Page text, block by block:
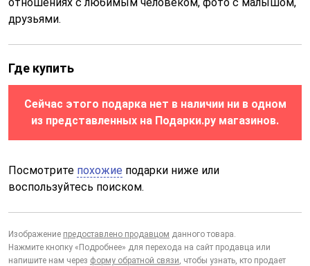
друзьями.
Где купить
Сейчас этого подарка нет в наличии ни в одном
из представленных на Подарки.ру магазинов.
Посмотрите похожие подарки ниже или
воспользуйтесь поиском.
Изображение предоставлено продавцом данного товара.
Нажмите кнопку «Подробнее» для перехода на сайт продавца или
напишите нам через форму обратной связи, чтобы узнать, кто продает